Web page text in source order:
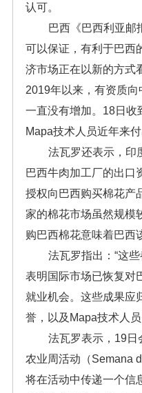
认可。
巴西《巴西利亚邮
可以保证，有利于巴西
济市场正在以新的方式
2019年以来，有资质
一直没有增加。18日收
Mapa技术人员近年来付
法瓦罗还表示，印
巴西牛肉加工厂的出口
授权向巴西购买棉花产
家的棉花市场虽然规模
购巴西棉花意味着巴西
法瓦罗指出：“这
表明国际市场已恢复对
就业机会。这些成果应
誉，以及Mapa技术人
法瓦罗表示，19日
农业周活动（Semana
将在活动中传递一个信